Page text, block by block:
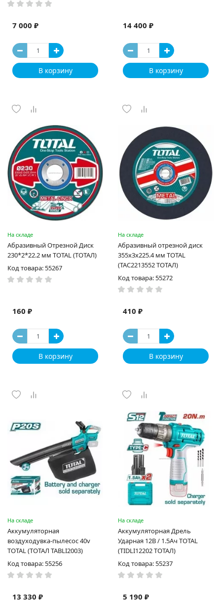
7 000 ₽
В корзину
14 400 ₽
В корзину
На складе
Абразивный Отрезной Диск
230*2*22.2 мм TOTAL (ТОТАЛ)
Код товара: 55267
160 ₽
В корзину
На складе
Абразивный отрезной диск
355х3х225.4 мм TOTAL
(TAC2213552 ТОТАЛ)
Код товара: 55272
410 ₽
В корзину
На складе
Аккумуляторная
воздуходувка-пылесос 40v
TOTAL (ТОТАЛ TABLI2003)
Код товара: 55256
13 330 ₽
На складе
Аккумуляторная Дрель
Ударная 12В / 1.5Ач TOTAL
(TIDLI12202 ТОТАЛ)
Код товара: 55237
5 190 ₽